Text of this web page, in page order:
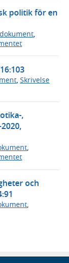
politik för en
,
, Skrivelse
,
,
och
,